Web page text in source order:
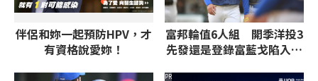
伴侶和妳一起預防HPV，才
有資格說愛妳！
富邦輪值6人組 開季洋投3
先發還是登錄富藍戈陷入兩
PR